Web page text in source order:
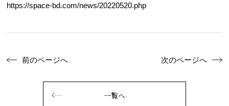
https://space-bd.com/news/20220520.php
前のページへ 次のページへ
一覧へ